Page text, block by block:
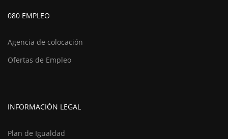
080 EMPLEO
Agencia de colocación
Ofertas de Empleo
INFORMACIÓN LEGAL
Plan de Igualdad